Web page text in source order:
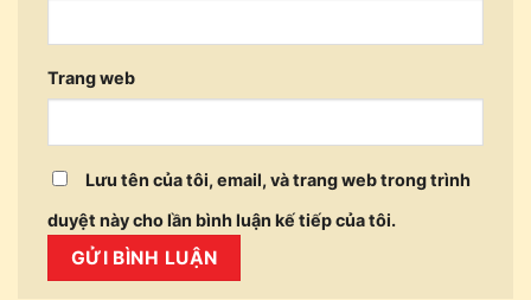
Trang web
Lưu tên của tôi, email, và trang web trong trình
duyệt này cho lần bình luận kế tiếp của tôi.